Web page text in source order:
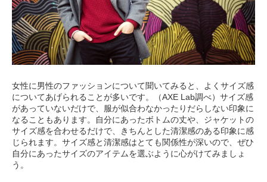
女性に男性のファッションについて聞いてみると、よくサイズ感
についてあげられることが多いです。（AXE Lab調べ）サイズ感
があっていないだけで、服が似合わなかったりだらしない印象に
なることもあります。自分にあったボトムの丈や、ジャケットの
サイズ感を合わせるだけで、きちんとした清潔感のある印象に感
じられます。サイズ感と清潔感はとても関係性が深いので、ぜひ
自分にあったサイズのアイテムを選ぶように心がけてみましょ
う。